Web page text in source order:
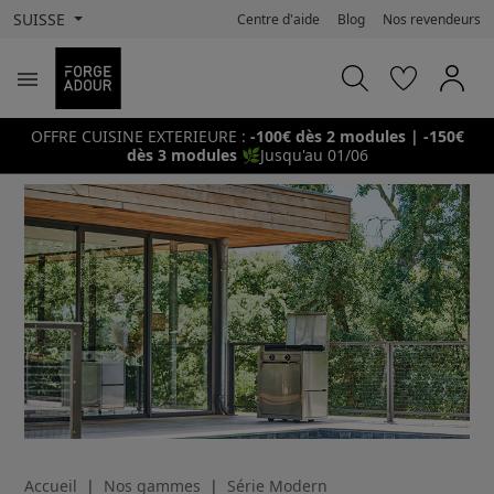
SUISSE Centre d'aide Blog Nos revendeurs

OFFRE CUISINE EXTERIEURE : -100€ dès 2 modules | -150€
dès 3 modules 🌿Jusqu'au 01/06
Accueil Nos gammes
Série Modern